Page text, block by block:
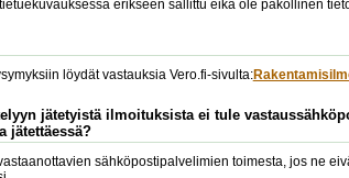
erikseen sallittu eikä ole pakollinen
löydät vastauksia Vero.fi-sivulta:
jätetyistä ilmoituksista ei tule
jätettäessä?
sähköpostipalvelimien toimesta, jos ne